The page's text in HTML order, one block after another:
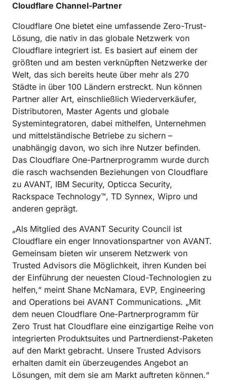
Cloudflare Channel-Partner
Cloudflare One bietet eine umfassende Zero-Trust-
Lösung, die nativ in das globale Netzwerk von
Cloudflare integriert ist. Es basiert auf einem der
größten und am besten verknüpften Netzwerke der
Welt, das sich bereits heute über mehr als 270
Städte in über 100 Ländern erstreckt. Nun können
Partner aller Art, einschließlich Wiederverkäufer,
Distributoren, Master Agents und globale
Systemintegratoren, dabei mithelfen, Unternehmen
und mittelständische Betriebe zu sichern –
unabhängig davon, wo sich ihre Nutzer befinden.
Das Cloudflare One-Partnerprogramm wurde durch
die rasch wachsenden Beziehungen von Cloudflare
zu AVANT, IBM Security, Opticca Security,
Rackspace Technology™, TD Synnex, Wipro und
anderen geprägt.
„Als Mitglied des AVANT Security Council ist
Cloudflare ein enger Innovationspartner von AVANT.
Gemeinsam bieten wir unserem Netzwerk von
Trusted Advisors die Möglichkeit, ihren Kunden bei
der Einführung der neuesten Cloud-Technologien zu
helfen,“ meint Shane McNamara, EVP, Engineering
and Operations bei AVANT Communications. „Mit
dem neuen Cloudflare One-Partnerprogramm für
Zero Trust hat Cloudflare eine einzigartige Reihe von
integrierten Produktsuites und Partnerdienst-Paketen
auf den Markt gebracht. Unsere Trusted Advisors
erhalten damit ein überzeugendes Angebot an
Lösungen, mit dem sie am Markt auftreten können.“